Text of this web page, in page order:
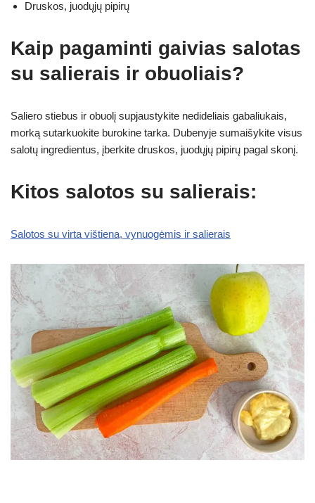
Druskos, juodųjų pipirų
Kaip pagaminti gaivias salotas
su salierais ir obuoliais?
Saliero stiebus ir obuolį supjaustykite nedideliais gabaliukais,
morką sutarkuokite burokine tarka. Dubenyje sumaišykite visus
salotų ingredientus, įberkite druskos, juodųjų pipirų pagal skonį.
Kitos salotos su salierais:
Salotos su virta vištiena, vynuogėmis ir salierais